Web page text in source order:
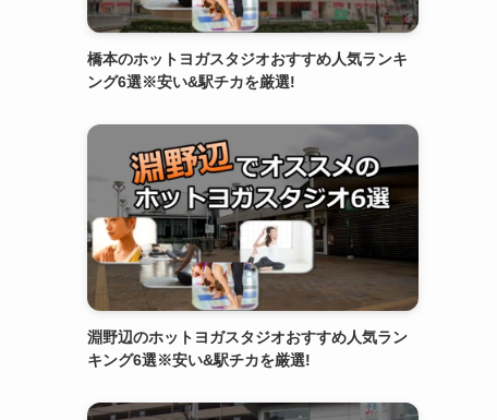
橋本のホットヨガスタジオおすすめ人気ランキ
ング6選※安い&駅チカを厳選!
淵野辺のホットヨガスタジオおすすめ人気ラン
キング6選※安い&駅チカを厳選!